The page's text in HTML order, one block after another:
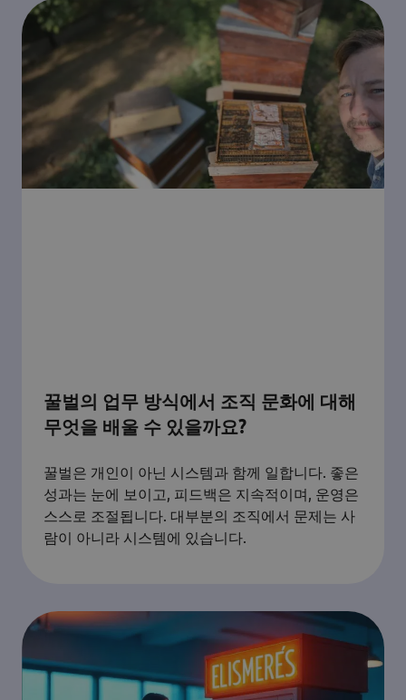
꿀벌의 업무 방식에서 조직 문화에 대해
무엇을 배울 수 있을까요?
꿀벌은 개인이 아닌 시스템과 함께 일합니다. 좋은
성과는 눈에 보이고, 피드백은 지속적이며, 운영은
스스로 조절됩니다. 대부분의 조직에서 문제는 사
람이 아니라 시스템에 있습니다.